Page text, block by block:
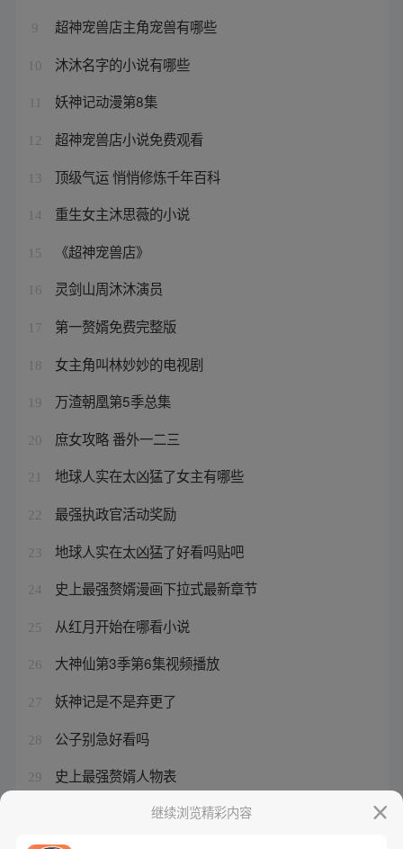
9 超神宠兽店主角宠兽有哪些
10 沐沐名字的小说有哪些
妖神记动漫第8集
12 超神宠兽店小说免费观看
13 顶级气运 悄悄修炼千年百科
14 重生女主沐思薇的小说
15 《超神宠兽店》
16 灵剑山周沐沐演员
17 第一赘婿免费完整版
18 女主角叫林妙妙的电视剧
19 万渣朝凰第5季总集
20 庶女攻略 番外一二三
21 地球人实在太凶猛了女主有哪些
22 最强执政官活动奖励
23 地球人实在太凶猛了好看吗贴吧
24 史上最强赘婿漫画下拉式最新章节
25 从红月开始在哪看小说
26 大神仙第3季第6集视频播放
27 妖神记是不是弃更了
28 公子别急好看吗
29 史上最强赘婿人物表
继续浏览精彩内容